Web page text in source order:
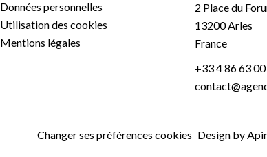
Données personnelles
Utilisation des cookies
Mentions légales
2 Place du
13200Arles
France
+33 4 86 63
Changer ses préférences cookies Design by